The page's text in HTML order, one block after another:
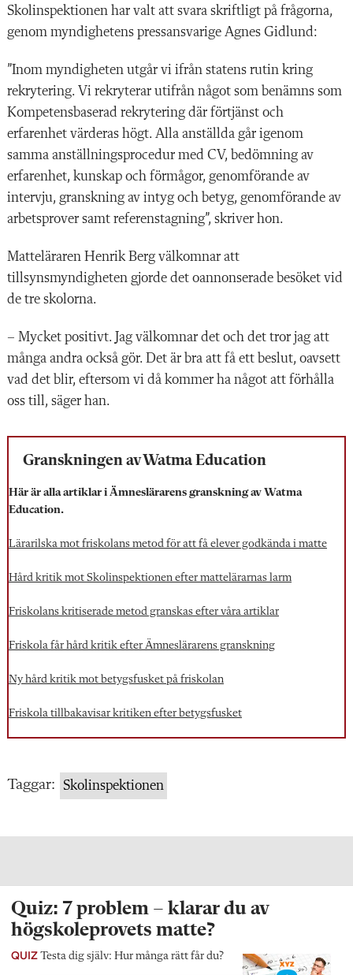
Skolinspektionen har valt att svara skriftligt på frågorna,
genom myndighetens pressansvarige Agnes Gidlund:
”Inom myndigheten utgår vi ifrån statens rutin kring
rekrytering. Vi rekryterar utifrån något som benämns som
Kompetensbaserad rekrytering där förtjänst och
erfarenhet värderas högt. Alla anställda går igenom
samma anställningsprocedur med CV, bedömning av
erfarenhet, kunskap och förmågor, genomförande av
intervju, granskning av intyg och betyg, genomförande av
arbetsprover samt referenstagning”, skriver hon.
Matteläraren Henrik Berg välkomnar att
tillsynsmyndigheten gjorde det oannonserade besöket vid
de tre skolorna.
– Mycket positivt. Jag välkomnar det och det tror jag att
många andra också gör. Det är bra att få ett beslut, oavsett
vad det blir, eftersom vi då kommer ha något att förhålla
oss till, säger han.
Granskningen av Watma Education
Här är alla artiklar i Ämneslärarens granskning av Watma
Education.
Lärarilska mot friskolans metod för att få elever godkända i matte
Hård kritik mot Skolinspektionen efter mattelärarnas larm
Friskolans kritiserade metod granskas efter våra artiklar
Friskola får hård kritik efter Ämneslärarens granskning
Ny hård kritik mot betygsfusket på friskolan
Friskola tillbakavisar kritiken efter betygsfusket
Taggar: Skolinspektionen
Quiz: 7 problem – klarar du av
högskoleprovets matte?
QUIZ Testa dig själv: Hur många rätt får du?